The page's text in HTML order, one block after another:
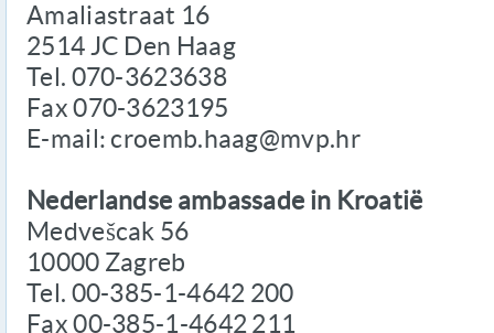
Amaliastraat 16
2514 JC Den Haag
Tel. 070-3623638
Fax 070-3623195
E-mail: croemb.haag@mvp.hr
Nederlandse ambassade in Kroatië
Medvešcak 56
10000 Zagreb
Tel. 00-385-1-4642 200
Fax 00-385-1-4642 211